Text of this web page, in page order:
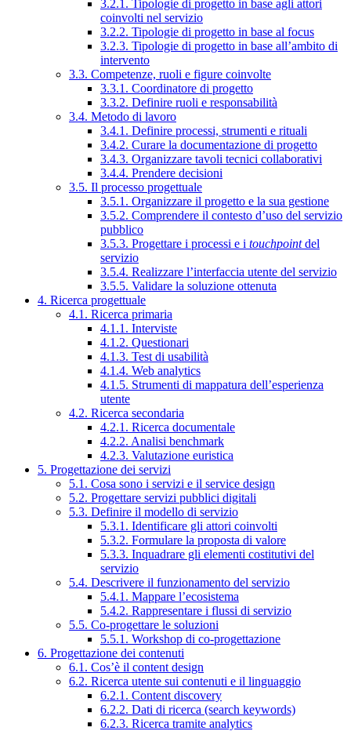
3.2.1. Tipologie di progetto in base agli attori
coinvolti nel servizio
3.2.2. Tipologie di progetto in base al focus
3.2.3. Tipologie di progetto in base all’ambito di
intervento
3.3. Competenze, ruoli e figure coinvolte
3.3.1. Coordinatore di progetto
3.3.2. Definire ruoli e responsabilità
3.4. Metodo di lavoro
3.4.1. Definire processi, strumenti e rituali
3.4.2. Curare la documentazione di progetto
3.4.3. Organizzare tavoli tecnici collaborativi
3.4.4. Prendere decisioni
3.5. Il processo progettuale
3.5.1. Organizzare il progetto e la sua gestione
3.5.2. Comprendere il contesto d’uso del servizio
pubblico
3.5.3. Progettare i processi e i touchpointdel
servizio
3.5.4. Realizzare l’interfaccia utente del servizio
3.5.5. Validare la soluzione ottenuta
4. Ricerca progettuale
4.1. Ricerca primaria
4.1.1. Interviste
4.1.2. Questionari
4.1.3. Test di usabilità
4.1.4. Web analytics
4.1.5. Strumenti di mappatura dell’esperienza
utente
4.2. Ricerca secondaria
4.2.1. Ricerca documentale
4.2.2. Analisi benchmark
4.2.3. Valutazione euristica
5. Progettazione dei servizi
5.1. Cosa sono i servizi e il service design
5.2. Progettare servizi pubblici digitali
5.3. Definire il modello di servizio
5.3.1. Identificare gli attori coinvolti
5.3.2. Formulare la proposta di valore
5.3.3. Inquadrare gli elementi costitutivi del
servizio
5.4. Descrivere il funzionamento del servizio
5.4.1. Mappare l’ecosistema
5.4.2. Rappresentare i flussi di servizio
5.5. Co-progettare le soluzioni
5.5.1. Workshop di co-progettazione
6. Progettazione dei contenuti
6.1. Cos’è il content design
6.2. Ricerca utente sui contenuti e il linguaggio
6.2.1. Content discovery
6.2.2. Dati di ricerca (search keywords)
6.2.3. Ricerca tramite analytics